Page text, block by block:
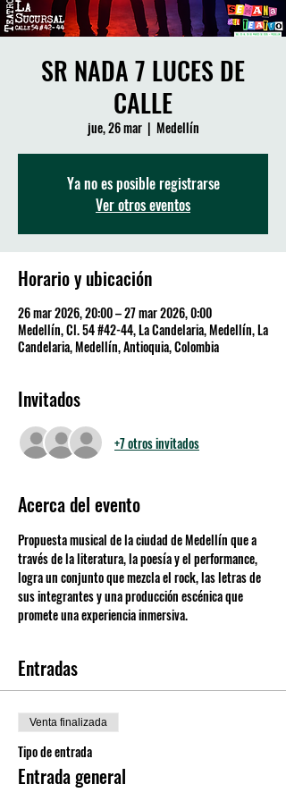
SR NADA 7 LUCES DE
CALLE
jue, 26 mar
  |
Medellín
Ya no es posible registrarse
Ver otros eventos
Horario y ubicación
26 mar 2026, 20:00 – 27 mar 2026, 0:00
Medellín, Cl. 54 #42-44, La Candelaria, Medellín, La
Candelaria, Medellín, Antioquia, Colombia
Invitados
+7 otros invitados
Acerca del evento
Propuesta musical de la ciudad de Medellín que a
través de la literatura, la poesía y el performance,
logra un conjunto que mezcla el rock, las letras de
sus integrantes y una producción escénica que
promete una experiencia inmersiva.
Entradas
Venta finalizada
Tipo de entrada
Entrada general